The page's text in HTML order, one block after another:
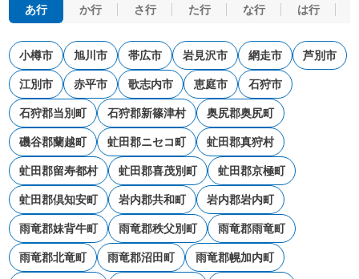
あ行 か行 さ行 た行 な行 は行
小樽市 旭川市 帯広市 岩見沢市 網走市 芦別市
江別市 赤平市 歌志内市 恵庭市 石狩市
石狩郡当別町 石狩郡新篠津村 奥尻郡奥尻町
磯谷郡蘭越町 虻田郡ニセコ町 虻田郡真狩村
虻田郡留寿都村 虻田郡喜茂別町 虻田郡京極町
虻田郡倶知安町 岩内郡共和町 岩内郡岩内町
雨竜郡妹背牛町 雨竜郡秩父別町 雨竜郡雨竜町
雨竜郡北竜町 雨竜郡沼田町 雨竜郡幌加内町